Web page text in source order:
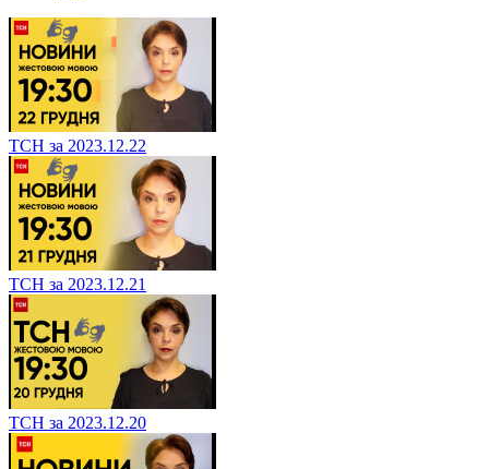
ТСН за 2023.12.22
ТСН за 2023.12.21
ТСН за 2023.12.20